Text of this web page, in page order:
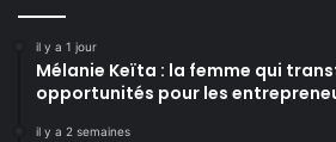
il y a 1 jour
Mélanie Keïta : la femme qui
opportunités pour les
il y a 2 semaines